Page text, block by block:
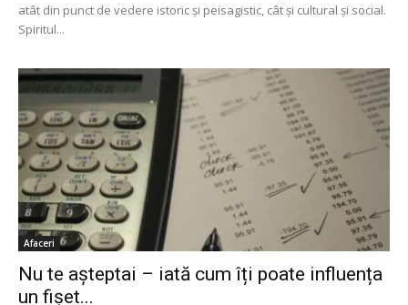
atât din punct de vedere istoric și peisagistic, cât și cultural și social.
Spiritul...
Afaceri
Nu te așteptai – iată cum îți poate influența
un fișet...